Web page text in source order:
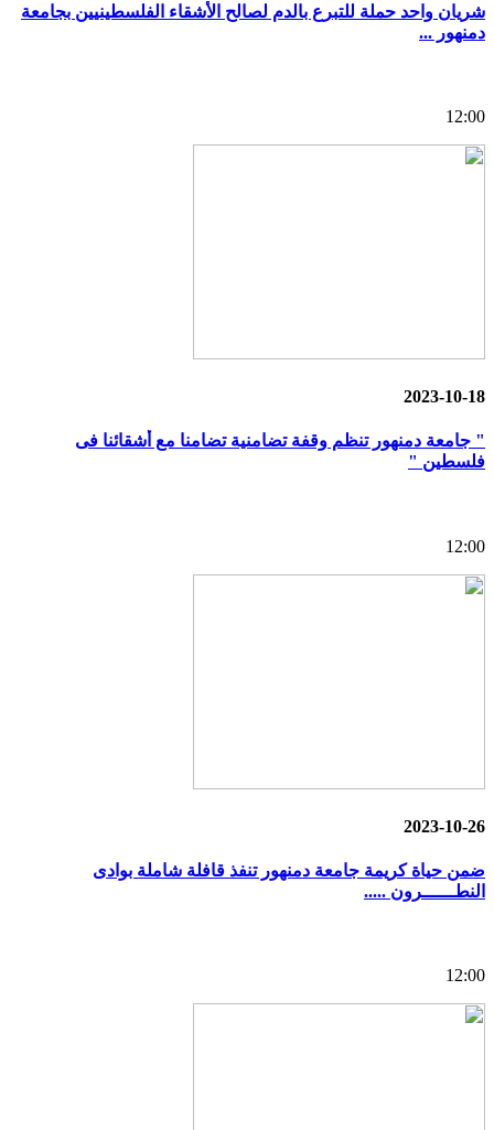
شريان واحد حملة للتبرع بالدم لصالح الأشقاء الفلسطينيين بجامعة
دمنهور ...
12:00
2023-10-18
" جامعة دمنهور تنظم وقفة تضامنية تضامنا مع أشقائنا فى
فلسطين "
12:00
2023-10-26
ضمن حياة كريمة جامعة دمنهور تنفذ قافلة شاملة بوادى
النطــــــرون .....
12:00